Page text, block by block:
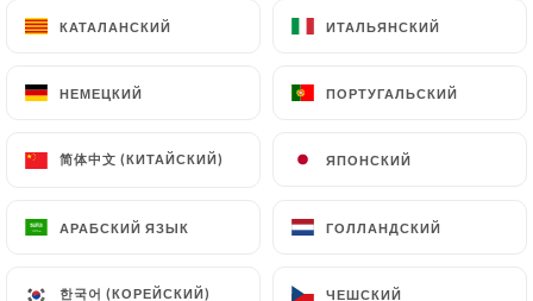
КАТАЛАНСКИЙ ИТАЛЬЯНСКИЙ
НЕМЕЦКИЙ ПОРТУГАЛЬСКИЙ
简体中文 (КИТАЙСКИЙ) ЯПОНСКИЙ
АРАБСКИЙ ЯЗЫК ГОЛЛАНДСКИЙ
한국어 (КОРЕЙСКИЙ) ЧЕШСКИЙ
Связаться С Нами
КАТАЛАНСКИЙ ИТАЛЬЯНСКИЙ
НЕМЕЦКИЙ ПОРТУГАЛЬСКИЙ
简体中文 (КИТАЙСКИЙ) ЯПОНСКИЙ
АРАБСКИЙ ЯЗЫК ГОЛЛАНДСКИЙ
한국어 (КОРЕЙСКИЙ) ЧЕШСКИЙ